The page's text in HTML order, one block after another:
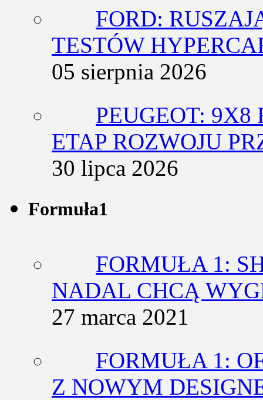
FORD:
TESTÓW
05 sierpnia 2026
PEUGEOT: 9X8
ETAP ROZWOJU
30 lipca 2026
Formuła1
FORMUŁA 1:
NADAL CHCĄ
27 marca 2021
FORMUŁA 1:
Z NOWYM